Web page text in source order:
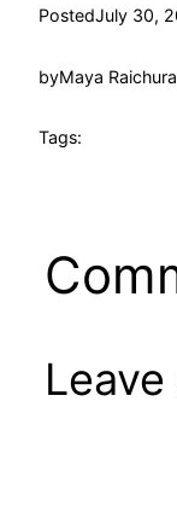
PostedJuly 30,
byMaya Raichura
Tags: